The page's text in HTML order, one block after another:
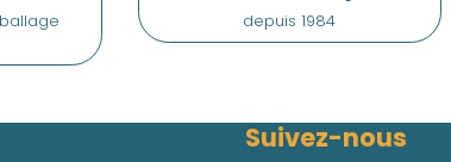
depuis 1984
Suivez-nous